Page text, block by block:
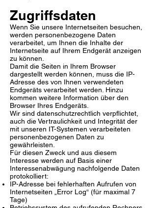
Zugriffsdaten
Wenn Sie unsere Internetseiten besuchen,
werden personenbezogene Daten
verarbeitet, um Ihnen die Inhalte der
Internetseite auf Ihrem Endgerät anzeigen
zu können.
Damit die Seiten in Ihrem Browser
dargestellt werden können, muss die IP-
Adresse des von Ihnen verwendeten
Endgeräts verarbeitet werden. Hinzu
kommen weitere Information über den
Browser Ihres Endgeräts.
Wir sind datenschutzrechtlich verpflichtet,
auch die Vertraulichkeit und Integrität der
mit unseren IT-Systemen verarbeiteten
personenbezogenen Daten zu
gewährleisten.
Für diesen Zweck und aus diesem
Interesse werden auf Basis einer
Interessenabwägung nachfolgende Daten
protokolliert:
IP-Adresse bei fehlerhaften Aufrufen von
Internetseiten „Error Log“ (für maximal 7
Tage)